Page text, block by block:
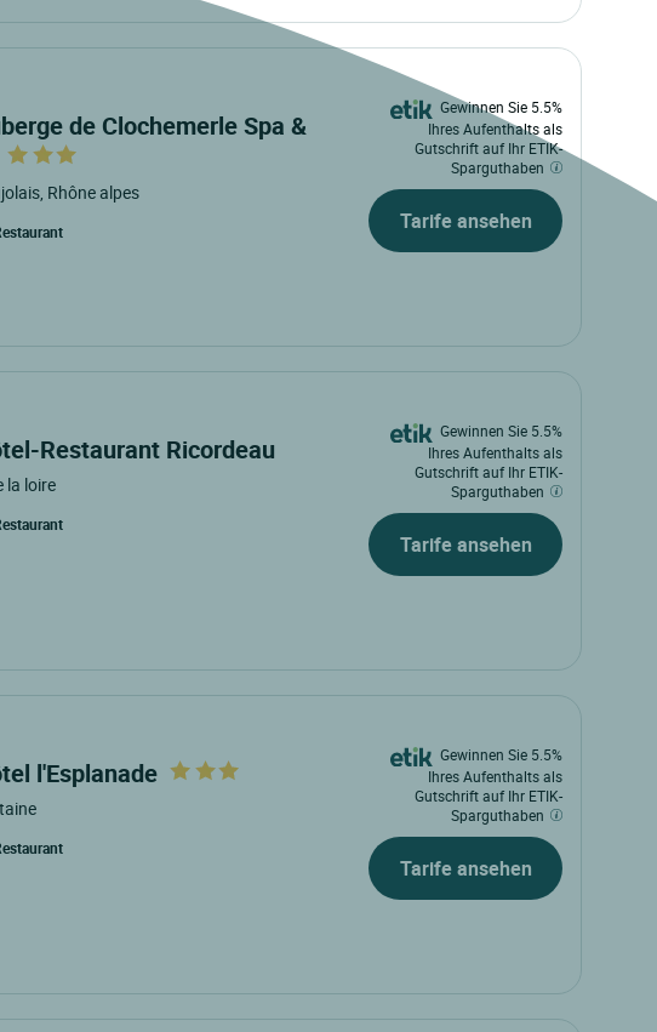
de Clochemerle Spa &
Rhône alpes
Gewinnen Sie 5.5%
Ihres Aufenthalts als
Gutschrift auf Ihr ETIK-
Sparguthaben
Tarife ansehen
Restaurant Ricordeau
la loire
Gewinnen Sie 5.5%
Ihres Aufenthalts als
Gutschrift auf Ihr ETIK-
Sparguthaben
Tarife ansehen
l'Esplanade
Gewinnen Sie 5.5%
Ihres Aufenthalts als
Gutschrift auf Ihr ETIK-
Sparguthaben
Tarife ansehen